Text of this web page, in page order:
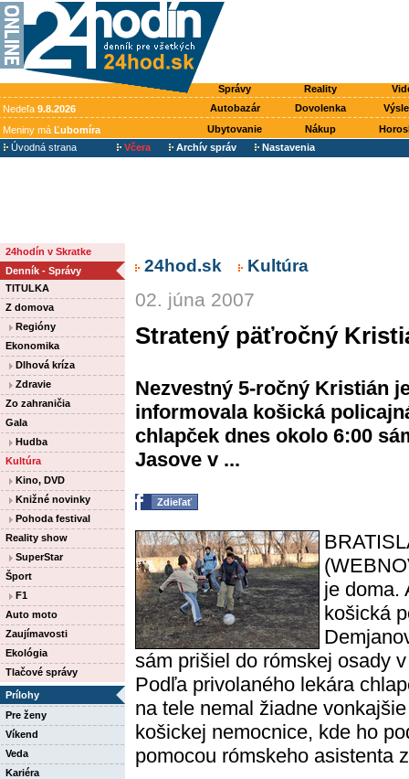
Správy Reality
Nedeľa 9.8.2026 Autobazár Dovolenka
Meniny má Ľubomíra Ubytovanie Nákup
Úvodná strana
Včera Archív správ Nastavenia
24hodín v Skratke
Denník - Správy
TITULKA
Z domova
Regióny
Ekonomika
Dlhová kríza
Zdravie
Zo zahraničia
Gala
Hudba
Kultúra
Kino, DVD
Knižné novinky
Pohoda festival
Reality show
SuperStar
Šport
F1
Auto moto
Zaujímavosti
Ekológia
Tlačové správy
Prílohy
Pre ženy
Víkend
Veda
Kariéra
24hod.sk Kultúra
02. júna 2007
Stratený päťročný
Nezvestný 5-ročný Kristián
informovala košická
chlapček dnes okolo 6:00
Jasove v ...
Zdieľať
je doma.
košická
sám prišiel do rómskej osady
Podľa privolaného lekára
na tele nemal žiadne
košickej nemocnice, kde ho
pomocou rómskeho asistenta